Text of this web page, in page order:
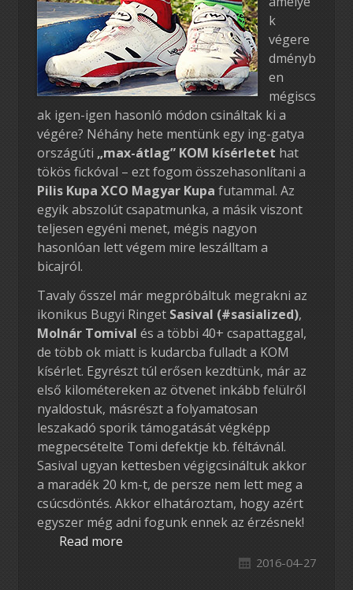
k
végere
dményb
en
mégiscs
ak igen-igen hasonló módon csináltak ki a
végére? Néhány hete mentünk egy ing-gatya
országúti „max-átlag” KOM kísérletet hat
tökös fickóval – ezt fogom összehasonlítani a
Pilis Kupa XCO Magyar Kupa futammal. Az
egyik abszolút csapatmunka, a másik viszont
teljesen egyéni menet, mégis nagyon
hasonlóan lett végem mire leszálltam a
bicajról.
Tavaly ősszel már megpróbáltuk megrakni az
ikonikus Bugyi Ringet Sasival (#sasialized),
Molnár Tomival és a többi 40+ csapattaggal,
de több ok miatt is kudarcba fulladt a KOM
kísérlet. Egyrészt túl erősen kezdtünk, már az
első kilométereken az ötvenet inkább felülről
nyaldostuk, másrészt a folyamatosan
leszakadó sporik támogatását végképp
megpecsételte Tomi defektje kb. féltávnál.
Sasival ugyan kettesben végigcsináltuk akkor
a maradék 20 km-t, de persze nem lett meg a
csúcsdöntés. Akkor elhatároztam, hogy azért
egyszer még adni fogunk ennek az érzésnek!
Read more
2016-04-27